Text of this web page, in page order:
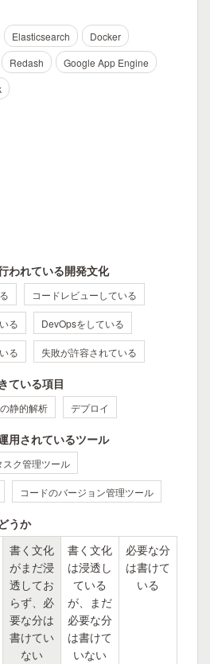
Elasticsearch
Docker
Redash
Google App Engine
われている開発文化
コードレビューしている
る DevOpsをしている
る 失敗が許容されている
ている項目
静的解析 デプロイ
用されているツール
スク管理ツール
コードのバージョン管理ツール
うか
書く文化
がまだ浸
透してお
らず、必
要な分は
書けてい
ない
書く文化
は浸透し
ている
が、まだ
必要な分
は書けて
いない
必要な分
は書けて
いる